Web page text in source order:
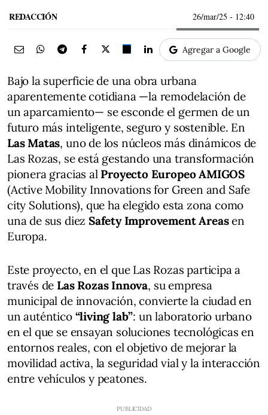
REDACCIÓN 26/mar/25 - 12:40
Agregar a Google
Bajo la superficie de una obra urbana
aparentemente cotidiana —la remodelación de
un aparcamiento— se esconde el germen de un
futuro más inteligente, seguro y sostenible. En
Las Matas, uno de los núcleos más dinámicos de
Las Rozas, se está gestando una transformación
pionera gracias al Proyecto Europeo AMIGOS
(Active Mobility Innovations for Green and Safe
city Solutions), que ha elegido esta zona como
una de sus diez Safety Improvement Areasen
Europa.
Este proyecto, en el que Las Rozas participa a
través de Las Rozas Innova, su empresa
municipal de innovación, convierte la ciudad en
un auténtico “living lab”: un laboratorio urbano
en el que se ensayan soluciones tecnológicas en
entornos reales, con el objetivo de mejorar la
movilidad activa, la seguridad vial y la interacción
entre vehículos y peatones.